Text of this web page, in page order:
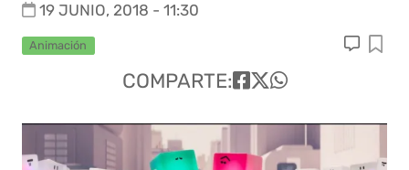
19 JUNIO, 2018 - 11:30
Animación
COMPARTE: